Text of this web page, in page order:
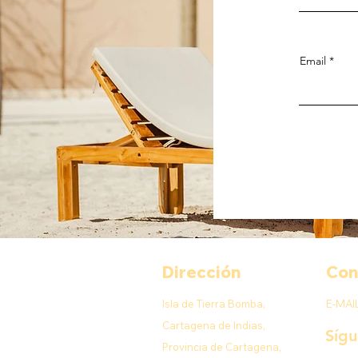
Email
Dirección
Isla de Tierra Bomba,
Cartagena de Indias,
Provincia de Cartagena,
E-